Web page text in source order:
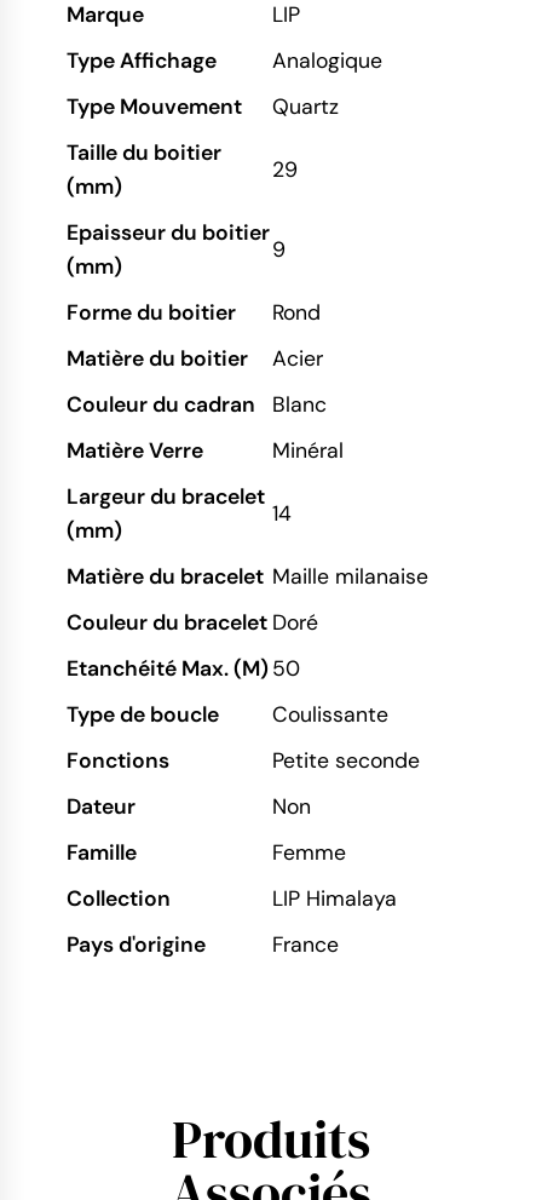
Marque
LIP
Type Affichage
Analogique
Type Mouvement
Quartz
Taille du boitier
(mm)
29
Epaisseur du boitier
(mm)
9
Forme du boitier
Rond
Matière du boitier
Acier
Couleur du cadran
Blanc
Matière Verre
Minéral
Largeur du bracelet
(mm)
14
Matière du bracelet Maille milanaise
Couleur du bracelet Doré
Etanchéité Max. (M)50
Type de boucle
Coulissante
Fonctions
Petite seconde
Dateur
Non
Famille
Femme
Collection
LIP Himalaya
Pays d'origine
France
Produits